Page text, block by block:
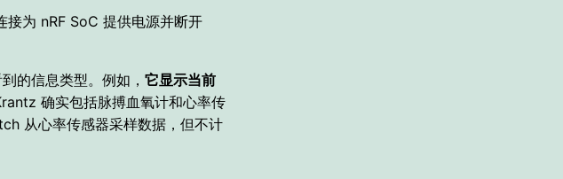
接为 nRF SoC 提供电源并断开
的信息类型。 例如， 它显示当前
确实包括脉搏血氧计和心率传
从心率传感器采样数据，但不计